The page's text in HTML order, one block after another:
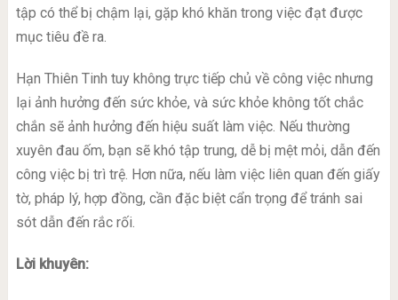
tập có thể bị chậm lại, gặp khó khăn trong việc đạt được
mục tiêu đề ra.
Hạn Thiên Tinh tuy không trực tiếp chủ về công việc nhưng
lại ảnh hưởng đến sức khỏe, và sức khỏe không tốt chắc
chắn sẽ ảnh hưởng đến hiệu suất làm việc. Nếu thường
xuyên đau ốm, bạn sẽ khó tập trung, dễ bị mệt mỏi, dẫn đến
công việc bị trì trệ. Hơn nữa, nếu làm việc liên quan đến giấy
tờ, pháp lý, hợp đồng, cần đặc biệt cẩn trọng để tránh sai
sót dẫn đến rắc rối.
Lời khuyên: